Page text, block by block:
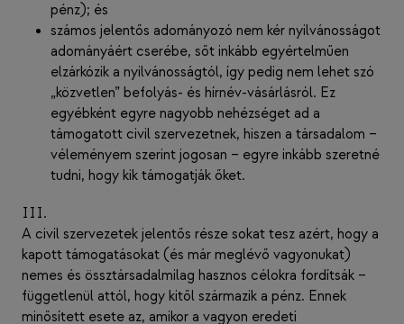
pénz); és
számos jelentős adományozó nem kér nyilvánosságot
adományáért cserébe, sőt inkább egyértelműen
elzárkózik a nyilvánosságtól, így pedig nem lehet szó
„közvetlen” befolyás- és hírnév-vásárlásról. Ez
egyébként egyre nagyobb nehézséget ad a
támogatott civil szervezetnek, hiszen a társadalom –
véleményem szerint jogosan – egyre inkább szeretné
tudni, hogy kik támogatják őket.
III.
A civil szervezetek jelentős része sokat tesz azért, hogy a
kapott támogatásokat (és már meglévő vagyonukat)
nemes és össztársadalmilag hasznos célokra fordítsák –
függetlenül attól, hogy kitől származik a pénz. Ennek
minősített esete az, amikor a vagyon eredeti